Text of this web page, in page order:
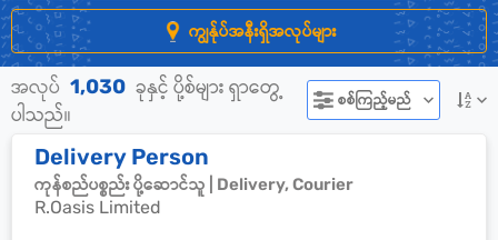
ကျွန်ုပ်အနီးရှိအလုပ်များ
အလုပ် 1,030 ခုနှင့် ပို့စ်များ ရှာတွေ့
ပါသည်။
စစ်ကြည့်မည်
Delivery Person
ကုန်စည်ပစ္စည်း ပို့ဆောင်သူ | Delivery, Courier
R.Oasis Limited